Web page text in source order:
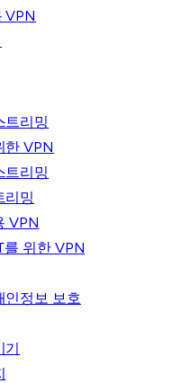
VPN
트리밍
한 VPN
트리밍
리밍
VPN
를 위한 VPN
인정보 보호
기